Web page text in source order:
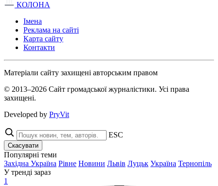
КОЛОНА
Імена
Реклама на сайті
Карта сайту
Контакти
Матеріали сайту захищені авторським правом
© 2013–2026 Сайт громадської журналістики. Усі права
захищені.
Developed by PryVit
ESC
Скасувати
Популярні теми
Західна Україна Рівне Новини Львів Луцьк Україна Тернопіль
У тренді зараз
1